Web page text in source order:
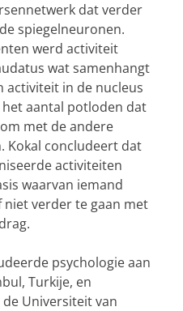
dat verder
spiegelneuronen.
werd activiteit
wat samenhangt
activiteit in de nucleus
aantal potloden dat
met de andere
Kokal concludeert dat
activiteiten
waarvan iemand
verder te gaan met
psychologie aan
Turkije, en
Universiteit van